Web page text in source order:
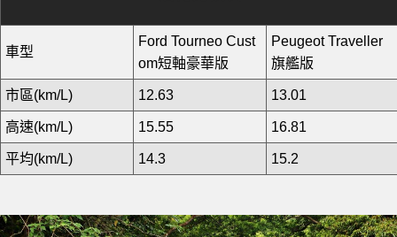
車型
Ford Tourneo Cust
om短軸豪華版
Peugeot Traveller
旗艦版
市區(km/L) 12.63 13.01
高速(km/L) 15.55 16.81
平均(km/L) 14.3 15.2